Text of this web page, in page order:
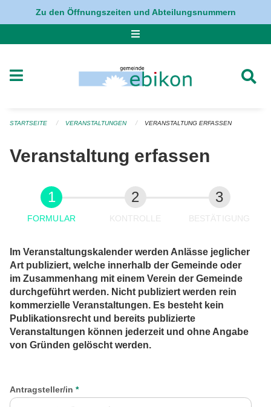
Navigation überspringen
Zu den Öffnungszeiten und Abteilungsnummern
STARTSEITE VERANSTALTUNGEN VERANSTALTUNG ERFASSEN
Veranstaltung erfassen
FORMULAR KONTROLLE BESTÄTIGUNG
Im Veranstaltungskalender werden Anlässe jeglicher
Art publiziert, welche innerhalb der Gemeinde oder
im Zusammenhang mit einem Verein der Gemeinde
durchgeführt werden. Nicht publiziert werden rein
kommerzielle Veranstaltungen. Es besteht kein
Publikationsrecht und bereits publizierte
Veranstaltungen können jederzeit und ohne Angabe
von Gründen gelöscht werden.
Antragsteller/in *